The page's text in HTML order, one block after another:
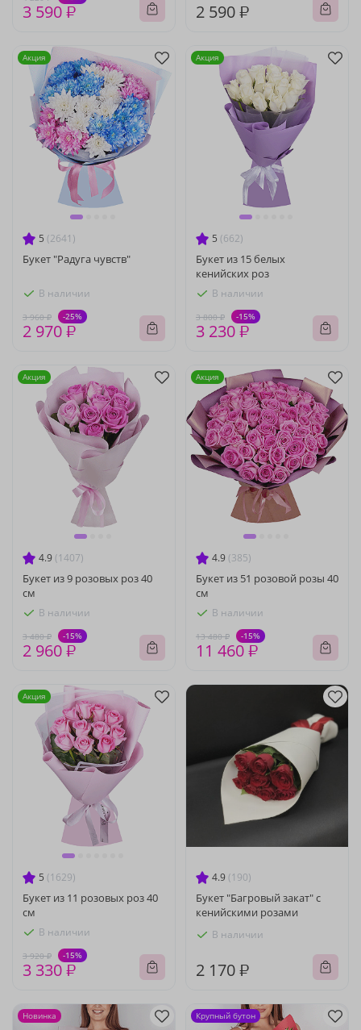
3 590 ₽ 2 590 ₽
5 (2641)
Букет "Радуга чувств"
В наличии
3 960 ₽ -25%
2 970 ₽
Акция
5 (662)
Букет из 15 белых
кенийских роз
В наличии
3 800 ₽ -15%
3 230 ₽
Акция
4.9 (1407)
Букет из 9 розовых роз 40
см
В наличии
3 480 ₽ -15%
2 960 ₽
Акция
4.9 (385)
Букет из 51 розовой розы 40
см
В наличии
13 480 ₽ -15%
11 460 ₽
Акция
5 (1629)
Букет из 11 розовых роз 40
см
В наличии
3 920 ₽ -15%
3 330 ₽
Акция
4.9 (190)
Букет "Багровый закат" с
кенийскими розами
В наличии
2 170 ₽
Новинка Крупный бутон